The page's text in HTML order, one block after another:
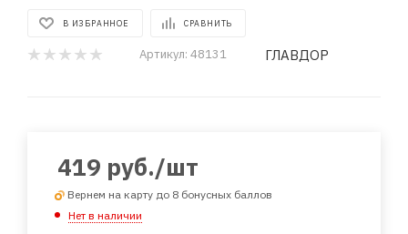
В ИЗБРАННОЕ СРАВНИТЬ
Артикул: 48131 ГЛАВДОР
419 руб./шт
Вернем на карту до 8 бонусных баллов
Нет в наличии